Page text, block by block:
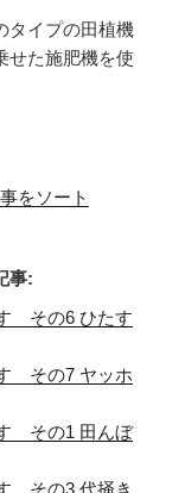
タイプの田植機
せた施肥機を使
をソート
事:
その6 ひたす
その7 ヤッホ
その1 田んぼ
その3 代掻き